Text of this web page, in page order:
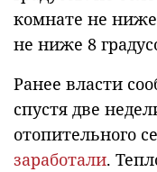
комнате не ниже
не ниже 8
Ранее власти
спустя две
отопительного
заработали.